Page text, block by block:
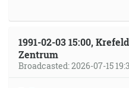
1991-02-03 15:00,
Zentrum
Broadcasted: 2026-07-15